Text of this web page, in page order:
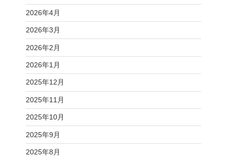
2026年4月
2026年3月
2026年2月
2026年1月
2025年12月
2025年11月
2025年10月
2025年9月
2025年8月